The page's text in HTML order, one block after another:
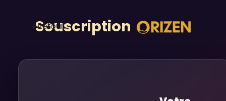
Retour
Souscription